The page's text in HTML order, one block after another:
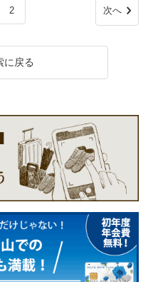
2 次へ
に戻る